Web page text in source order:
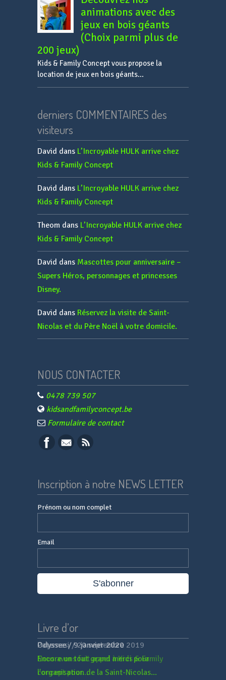
animations avec des
jeux en bois géants
(Choix parmi plus de
200 jeux)
Kids & Family Concept vous propose la
location de jeux en bois géants...
derniers COMMENTAIRES des
visiteurs
David dans L’Incroyable HULK arrive chez
Kids & Family Concept
David dans L’Incroyable HULK arrive chez
Kids & Family Concept
Theom dans L’Incroyable HULK arrive chez
Kids & Family Concept
David dans Mascottes pour anniversaire –
Supers Héros, personnages et princesses
Disney.
David dans Réservez la visite de Saint-
Nicolas et du Père Noël à votre domicile.
NOUS CONTACTER
0478 739 507
kidsandfamilyconcept.be
Formulaire de contact
Inscription à notre NEWS LETTER
Prénom ou nom complet
Email
Livre d’or
Paternesi/20 septembre 2019
Nous avons fait appel à Kids & Family
concept pour...